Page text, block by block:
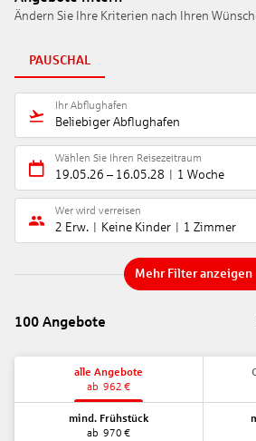
Ändern Sie Ihre Kriterien nach Ihren
PAUSCHAL
Ihr Abflughafen
Beliebiger Abflughafen
Wählen Sie Ihren Reisezeitraum
19.05.26 – 16.05.28 1 Woche
Wer wird verreisen
2 Erw. Keine Kinder 1 Zimmer
Mehr Filter anzeigen
100 Angebote
alle Angebote
ab 962 €
mind. Frühstück
ab 970 €